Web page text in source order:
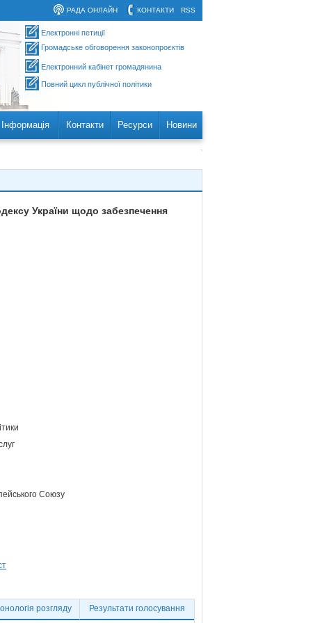
RSS
КОНТАКТИ
РАДА ОНЛАЙН
Електронні петиції
Громадське обговорення законопроєктів
Електронний кабінет громадянина
Повний цикл публічної політики
Інформація Контакти Ресурси Новини
України щодо забезпечення
Союзу
розгляду Результати голосування